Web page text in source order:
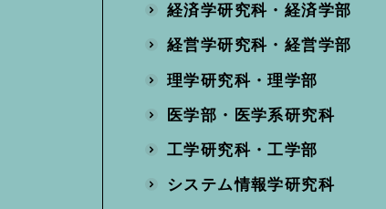
経済学研究科・経済学部
経営学研究科・経営学部
理学研究科・理学部
医学部・医学系研究科
工学研究科・工学部
システム情報学研究科